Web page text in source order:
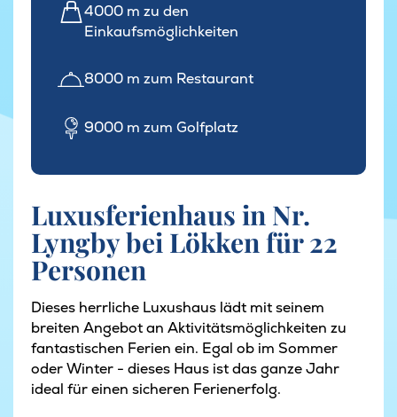
4000 m zu den
Einkaufsmöglichkeiten
8000 m zum Restaurant
9000 m zum Golfplatz
Luxusferienhaus in Nr.
Lyngby bei Lökken für 22
Personen
Dieses herrliche Luxushaus lädt mit seinem
breiten Angebot an Aktivitätsmöglichkeiten zu
fantastischen Ferien ein. Egal ob im Sommer
oder Winter - dieses Haus ist das ganze Jahr
ideal für einen sicheren Ferienerfolg.